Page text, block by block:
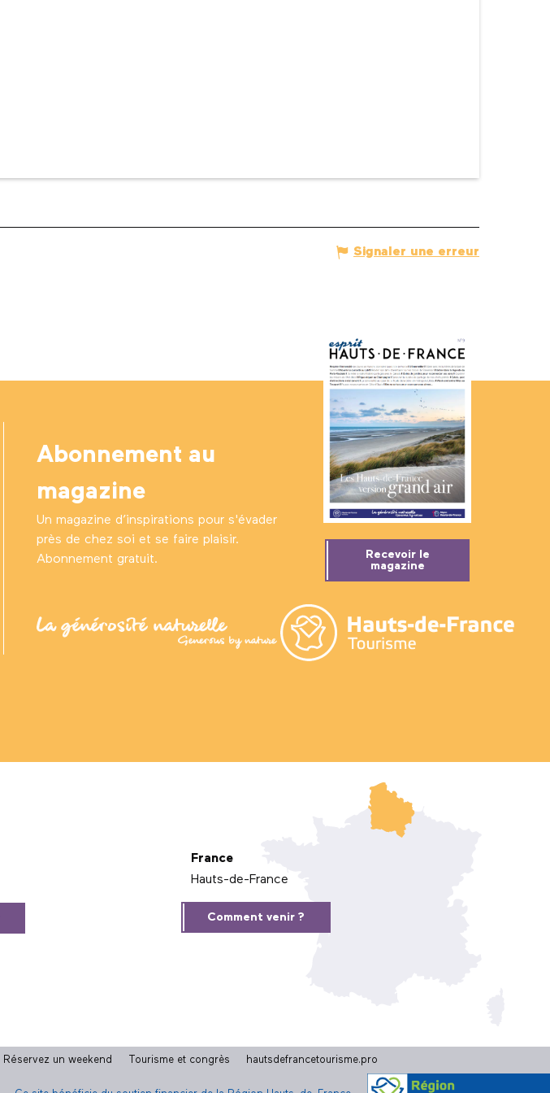
Signaler une erreur
Abonnement au
magazine
Un magazine d’inspirations pour s'évader
près de chez soi et se faire plaisir.
Abonnement gratuit.
Recevoir le
magazine
France
Hauts-de-France
Comment venir ?
Réservez un weekend Tourisme et congrès hautsdefrancetourisme.pro